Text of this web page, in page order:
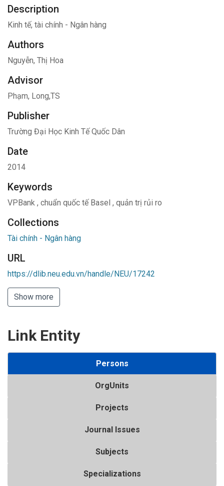
Description
Kinh tế, tài chính - Ngân hàng
Authors
Nguyễn, Thị Hoa
Advisor
Phạm, Long,TS
Publisher
Trường Đại Học Kinh Tế Quốc Dân
Date
2014
Keywords
VPBank , chuẩn quốc tế Basel , quản trị rủi ro
Collections
Tài chính - Ngân hàng
URL
https://dlib.neu.edu.vn/handle/NEU/17242
Show more
Link Entity
Persons
OrgUnits
Projects
Journal Issues
Subjects
Specializations